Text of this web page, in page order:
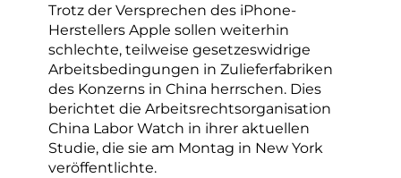
Trotz der Versprechen des iPhone-
Herstellers Apple sollen weiterhin
schlechte, teilweise gesetzeswidrige
Arbeitsbedingungen in Zulieferfabriken
des Konzerns in China herrschen. Dies
berichtet die Arbeitsrechtsorganisation
China Labor Watch in ihrer aktuellen
Studie, die sie am Montag in New York
veröffentlichte.